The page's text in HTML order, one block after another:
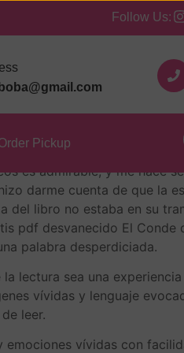
Follow Us:
Pickup
Order Delivery Order
[EPUB,
Alexandre
es admirable, y me hace
darme cuenta de que la
libro no estaba en su
pdf desvanecido El
palabra desperdiciada.
lectura sea una
vívidas y lenguaje
leer.
vívidas con